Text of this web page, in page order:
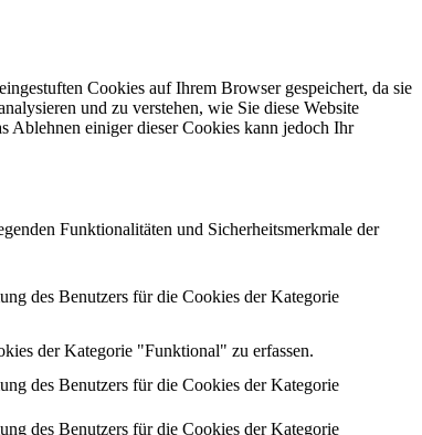
Cookies auf Ihrem Browser gespeichert, da sie
und zu verstehen, wie Sie diese Website
Ablehnen einiger dieser Cookies kann jedoch Ihr
Funktionalitäten und Sicherheitsmerkmale der
des Benutzers für die Cookies der Kategorie
der Kategorie "Funktional" zu erfassen.
des Benutzers für die Cookies der Kategorie
des Benutzers für die Cookies der Kategorie